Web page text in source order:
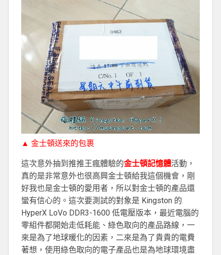
▲ 金士頓送來的包裹
這次意外抽到推推王瘋體驗的金士頓記憶體活動，
真的是非常意外也很高興金士頓給我這個機會，剛
好我也是金士頓的愛用者，所以對金士頓的產品還
蠻有信心的。這次要測試的對象是 Kingston 的
HyperX LoVo DDR3-1600 低電壓版本，最近電腦的
零組件都開始走低耗能、綠色取向的產品路線，一
來是為了地球暖化的因素，二來是為了貴貴的電費
著想，使用綠色取向的電子產品也是為地球環境盡